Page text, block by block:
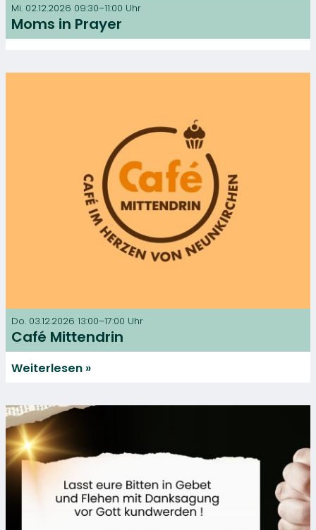
Mi. 02.12.2026 09:30–11:00 Uhr
Moms in Prayer
Do. 03.12.2026 13:00–17:00 Uhr
Café Mittendrin
Weiterlesen